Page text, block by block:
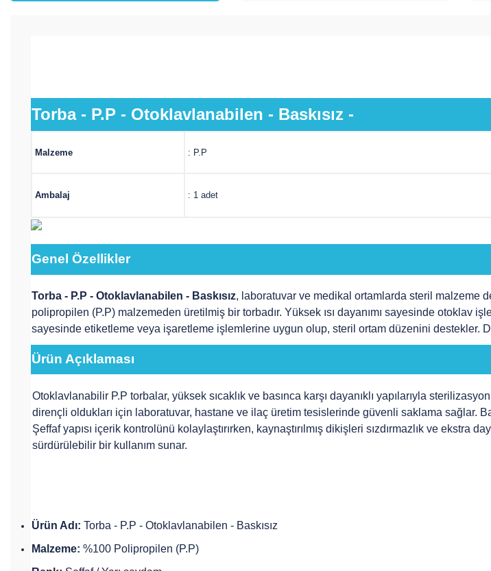
Torba - P.P - Otoklavlanabilen - Baskısız -
Malzeme : P.P
Ambalaj : 1 adet
Genel Özellikler
Torba - P.P - Otoklavlanabilen - Baskısız, laboratuvar ve medikal ortamlarda steril malzeme
polipropilen (P.P) malzemeden üretilmiş bir torbadır. Yüksek ısı dayanımı sayesinde otoklav
sayesinde etiketleme veya işaretleme işlemlerine uygun olup, steril ortam düzenini destekler.
Ürün Açıklaması
Otoklavlanabilir P.P torbalar, yüksek sıcaklık ve basınca karşı dayanıklı yapılarıyla
dirençli oldukları için laboratuvar, hastane ve ilaç üretim tesislerinde güvenli saklama sağlar.
Şeffaf yapısı içerik kontrolünü kolaylaştırırken, kaynaştırılmış dikişleri sızdırmazlık ve ekstra
sürdürülebilir bir kullanım sunar.
Ürün Adı: Torba - P.P - Otoklavlanabilen - Baskısız
Malzeme: %100 Polipropilen (P.P)